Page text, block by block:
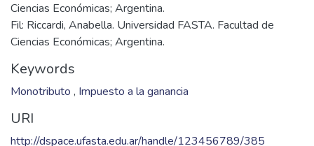
Ciencias Económicas; Argentina.
Fil: Riccardi, Anabella. Universidad FASTA. Facultad de
Ciencias Económicas; Argentina.
Keywords
Monotributo , Impuesto a la ganancia
URI
http://dspace.ufasta.edu.ar/handle/123456789/385